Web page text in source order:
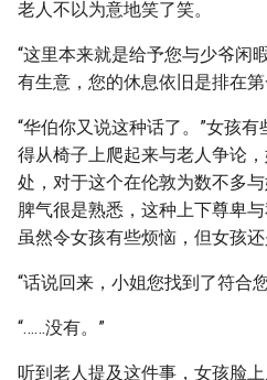
老人不以为意地笑了笑。
“这里本来就是给予您与少爷闲
有生意，您的休息依旧是排在
“华伯你又说这种话了。”女孩
得从椅子上爬起来与老人争论
处，对于这个在伦敦为数不多
脾气很是熟悉，这种上下尊卑
虽然令女孩有些烦恼，但女孩还
“话说回来，小姐您找到了符合
“……没有。”
听到老人提及这件事，女孩脸